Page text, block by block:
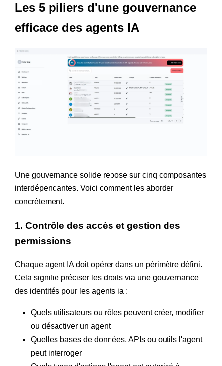
Les 5 piliers d'une gouvernance
efficace des agents IA
Une gouvernance solide repose sur cinq composantes
interdépendantes. Voici comment les aborder
concrètement.
1. Contrôle des accès et gestion des
permissions
Chaque agent IA doit opérer dans un périmètre défini.
Cela signifie préciser les droits via une gouvernance
des identités pour les agents ia :
Quels utilisateurs ou rôles peuvent créer, modifier
ou désactiver un agent
Quelles bases de données, APIs ou outils l'agent
peut interroger